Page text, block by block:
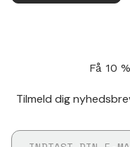
Få 10
Tilmeld dig